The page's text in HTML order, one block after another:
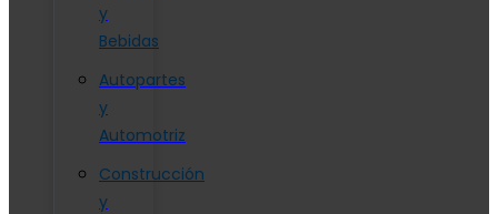
y
Bebidas
Autopartes
y
Automotriz
Construcción
y